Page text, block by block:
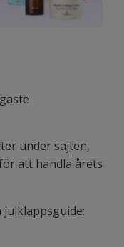
under sajten,
att handla årets